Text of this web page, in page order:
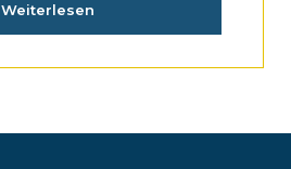
Weiterlesen